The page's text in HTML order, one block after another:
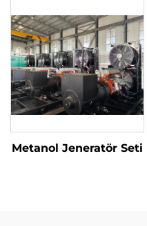
Metanol Jeneratör Seti